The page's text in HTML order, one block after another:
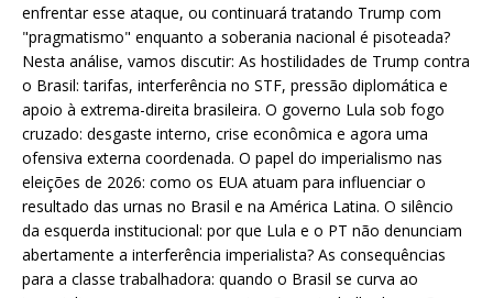
enfrentar esse ataque, ou continuará tratando Trump com
"pragmatismo" enquanto a soberania nacional é pisoteada?
Nesta análise, vamos discutir: As hostilidades de Trump contra
o Brasil: tarifas, interferência no STF, pressão diplomática e
apoio à extrema-direita brasileira. O governo Lula sob fogo
cruzado: desgaste interno, crise econômica e agora uma
ofensiva externa coordenada. O papel do imperialismo nas
eleições de 2026: como os EUA atuam para influenciar o
resultado das urnas no Brasil e na América Latina. O silêncio
da esquerda institucional: por que Lula e o PT não denunciam
abertamente a interferência imperialista? As consequências
para a classe trabalhadora: quando o Brasil se curva ao